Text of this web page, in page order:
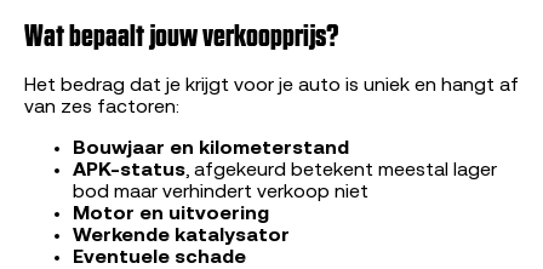
Wat bepaalt jouw verkoopprijs?
Het bedrag dat je krijgt voor je auto is uniek en hangt af
van zes factoren:
Bouwjaar en kilometerstand
APK-status, afgekeurd betekent meestal lager
bod maar verhindert verkoop niet
Motor en uitvoering
Werkende katalysator
Eventuele schade